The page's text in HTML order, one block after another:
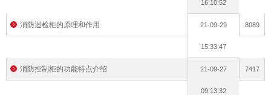
16:10:52
消防巡检柜的原理和作用 21-09-29
15:33:47
8089
消防控制柜的功能特点介绍 21-09-27
09:13:32
7417